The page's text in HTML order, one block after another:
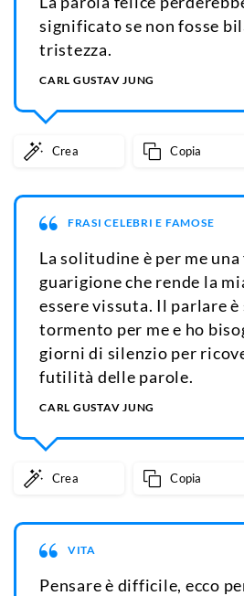
significato se non fosse
tristezza.
CARL GUSTAV JUNG
Crea Copia
FRASI CELEBRI E FAMOSE
La solitudine è per me
guarigione che rende la
essere vissuta. Il parlare è
tormento per me e ho
giorni di silenzio per
futilità delle parole.
CARL GUSTAV JUNG
Crea Copia
VITA
Pensare è difficile, ecco